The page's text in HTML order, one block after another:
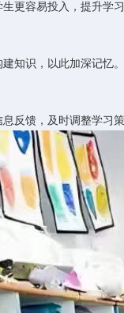
更容易投入，提升学
知识，以此加深记忆
反馈，及时调整学习